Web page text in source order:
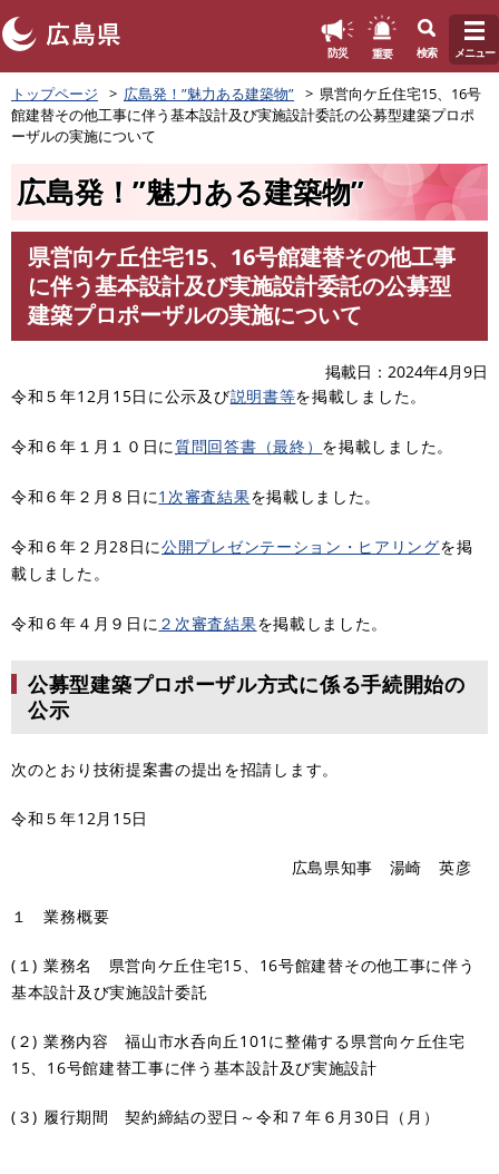
ペ
ー
ジ
防災 重要 検索 メニュー
トップページ 広島発！”魅力ある建築物”
県営向ケ丘住宅15、16号
館建替その他工事に伴う基本設計及び実施設計委託の公募型建築プロポ
ーザルの実施について
広島発！”魅力ある建築物”
県営向ケ丘住宅15、16号館建替その他工事
に伴う基本設計及び実施設計委託の公募型
建築プロポーザルの実施について
掲載日
2024年4月9日
令和５年12月15日に公示及び説明書等を掲載しました。
令和６年１月１０日に質問回答書（最終） を掲載しました。
令和６年２月８日に1次審査結果を掲載しました。
令和６年２月28日に公開プレゼンテーション・ヒアリングを掲
載しました。
令和６年４月９日に ２次審査結果を掲載しました。
公募型建築プロポーザル方式に係る手続開始の
公示
次のとおり技術提案書の提出を招請します。
令和５年12月15日
広島県知事 湯崎 英彦
１ 業務概要
(１) 業務名 県営向ケ丘住宅15、16号館建替その他工事に伴う
基本設計及び実施設計委託
(２) 業務内容 福山市水呑向丘101に整備する県営向ケ丘住宅
15、16号館建替工事に伴う基本設計及び実施設計
(３) 履行期間 契約締結の翌日～令和７年６月30日（月）